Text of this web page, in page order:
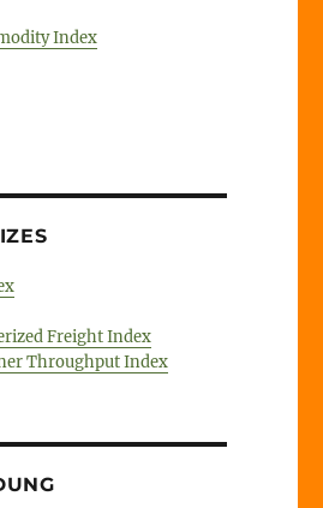
Index
Freight Index
Throughput Index